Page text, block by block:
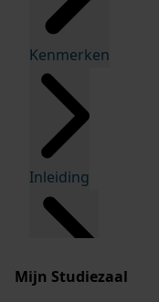
Kenmerken
Inleiding
Mijn Studiezaal